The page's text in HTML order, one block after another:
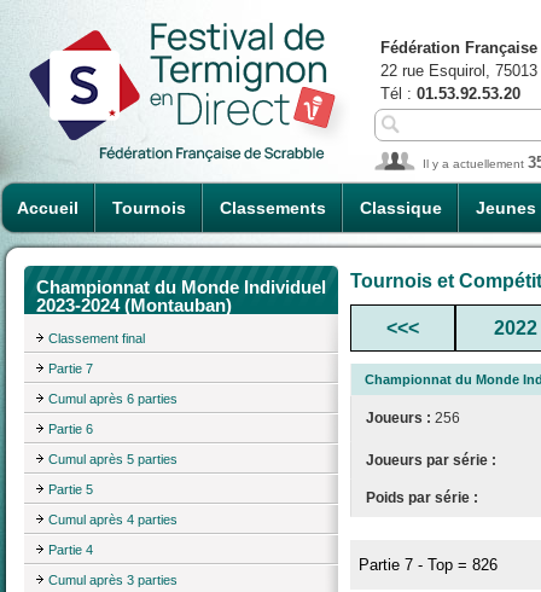
Accueil Tournois Classements Classique Jeunes
Fédération
22 rue Esquirol,
Tél : 01.53.92.53.20
Il y a actuellement
Championnat du Monde Individuel
2023-2024 (Montauban)
Classement final
Partie 7
Cumul après 6 parties
Partie 6
Cumul après 5 parties
Partie 5
Cumul après 4 parties
Partie 4
Cumul après 3 parties
Tournois et
<<< 2022
Championnat du Monde
Joueurs : 256
Joueurs par série :
Poids par série :
Partie 7 - Top = 826